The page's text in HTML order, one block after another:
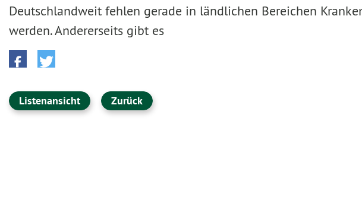
Deutschlandweit fehlen gerade in ländlichen Bereichen
werden. Andererseits gibt es
Listenansicht Zurück